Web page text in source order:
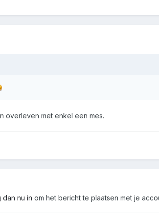
overleven met enkel een mes.
dan nu in om het bericht te plaatsen met je